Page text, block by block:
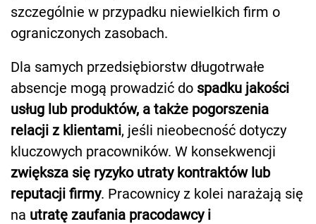
szczególnie w przypadku niewielkich firm o
ograniczonych zasobach.
Dla samych przedsiębiorstw długotrwałe
absencje mogą prowadzić do spadku jakości
usług lub produktów, a także pogorszenia
relacji z klientami, jeśli nieobecność dotyczy
kluczowych pracowników. W konsekwencji
zwiększa się ryzyko utraty kontraktów lub
reputacji firmy. Pracownicy z kolei narażają się
na utratę zaufania pracodawcy i